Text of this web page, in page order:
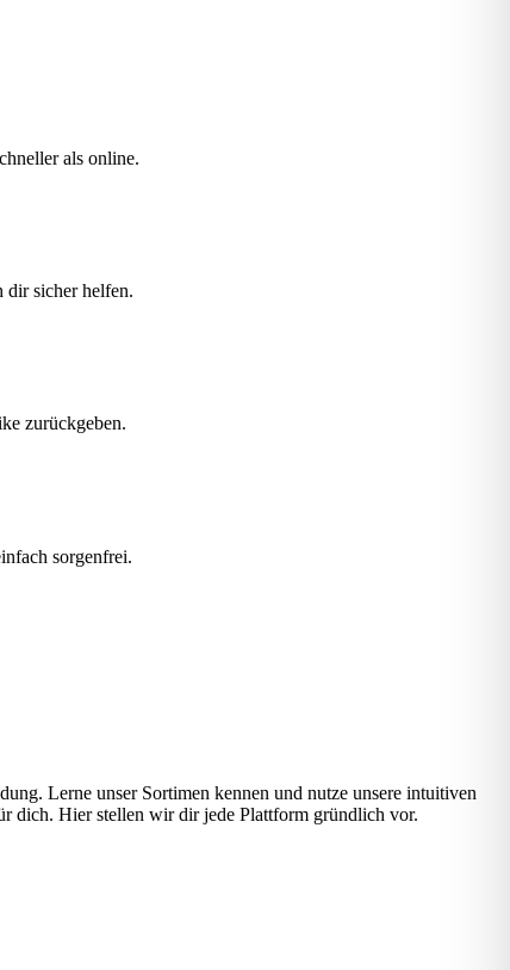
als online.
dir sicher helfen.
zurückgeben.
sorgenfrei.
Lerne unser Sortimen kennen und nutze unsere intuitiven
dich. Hier stellen wir dir jede Plattform gründlich vor.